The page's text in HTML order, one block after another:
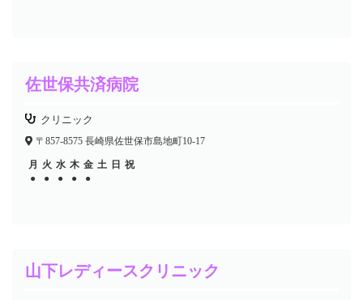
佐世保共済病院
クリニック
〒857-8575 長崎県佐世保市島地町10-17
月 火 水 木 金 土 日 祝
●
● ● ● ●
山下レディースクリニック